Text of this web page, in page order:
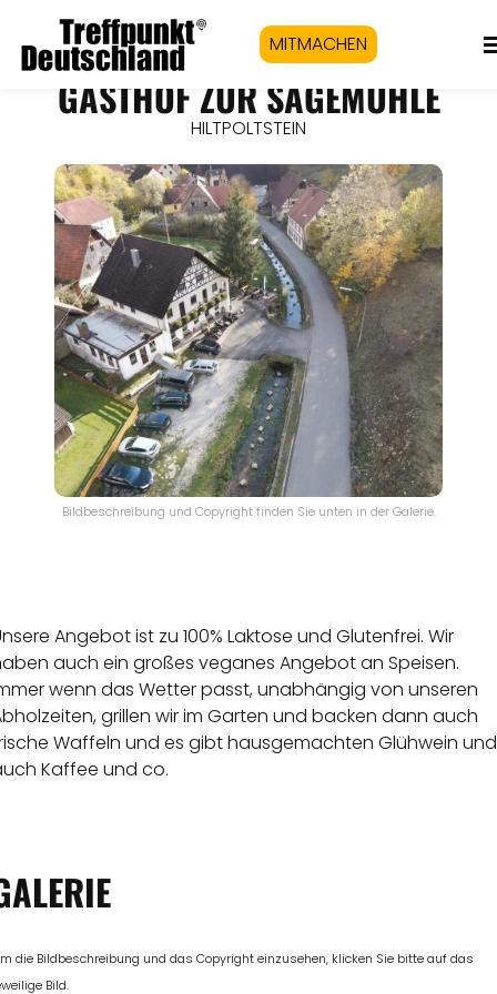
MITMACHEN
GASTHOF ZUR SÄGEMÜHLE
HILTPOLTSTEIN
Bildbeschreibung und Copyright finden Sie unten in der Galerie.
Angebot ist zu 100% Laktose und Glutenfrei. Wir
auch ein großes veganes Angebot an Speisen.
wenn das Wetter passt, unabhängig von unseren
grillen wir im Garten und backen dann auch
Waffeln und es gibt hausgemachten Glühwein und
Kaffee und co.
die Bildbeschreibung und das Copyright einzusehen, klicken Sie bitte auf das
Bild.